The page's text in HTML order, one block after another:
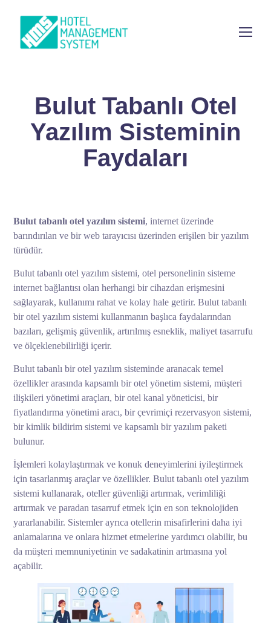
Bulut Tabanlı Otel
Yazılım Sisteminin
Faydaları
Bulut tabanlı otel yazılım sistemi, internet üzerinde
barındırılan ve bir web tarayıcısı üzerinden erişilen bir yazılım
türüdür.
Bulut tabanlı otel yazılım sistemi, otel personelinin sisteme
internet bağlantısı olan herhangi bir cihazdan erişmesini
sağlayarak, kullanımı rahat ve kolay hale getirir. Bulut tabanlı
bir otel yazılım sistemi kullanmanın başlıca faydalarından
bazıları, gelişmiş güvenlik, artırılmış esneklik, maliyet tasarrufu
ve ölçeklenebilirliği içerir.
Bulut tabanlı bir otel yazılım sisteminde aranacak temel
özellikler arasında kapsamlı bir otel yönetim sistemi, müşteri
ilişkileri yönetimi araçları, bir otel kanal yöneticisi, bir
fiyatlandırma yönetimi aracı, bir çevrimiçi rezervasyon sistemi,
bir kimlik bildirim sistemi ve kapsamlı bir yazılım paketi
bulunur.
İşlemleri kolaylaştırmak ve konuk deneyimlerini iyileştirmek
için tasarlanmış araçlar ve özellikler. Bulut tabanlı otel yazılım
sistemi kullanarak, oteller güvenliği artırmak, verimliliği
artırmak ve paradan tasarruf etmek için en son teknolojiden
yararlanabilir. Sistemler ayrıca otellerin misafirlerini daha iyi
anlamalarına ve onlara hizmet etmelerine yardımcı olabilir, bu
da müşteri memnuniyetinin ve sadakatinin artmasına yol
açabilir.